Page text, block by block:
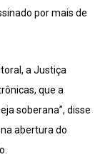
por mais de
a Justiça
que a
soberana”, disse
abertura do